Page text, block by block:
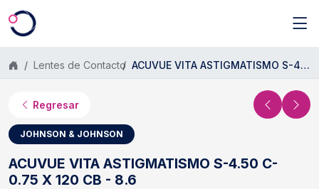
Saltar al contenido principal
Lentes de Contacto ACUVUE VITA ASTIGMATISMO S-4.50 C- 0.75 X 120 CB - 8.6
Regresar
JOHNSON & JOHNSON
ACUVUE VITA ASTIGMATISMO S-4.50 C-
0.75 X 120 CB - 8.6